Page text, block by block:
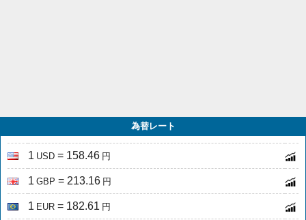
為替レート
1 USD = 158.46 円
1 GBP = 213.16 円
1 EUR = 182.61 円